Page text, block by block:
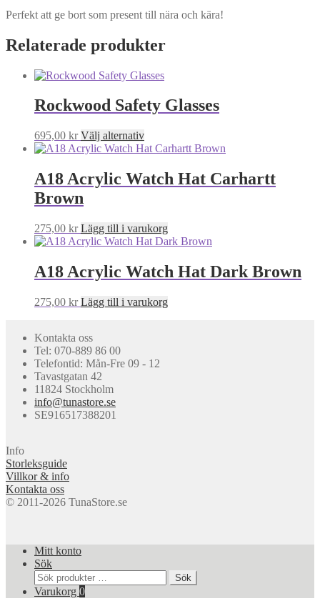
Perfekt att ge bort som present till nära och kära!
Relaterade produkter
Rockwood Safety Glasses
695,00 kr Välj alternativDen
här
har
flera
olika
alternativen
kan
väljas
på
A18 Acrylic Watch Hat Carhartt
Brown
275,00 kr Lägg till i varukorg
A18 Acrylic Watch Hat Dark Brown
275,00 kr Lägg till i varukorg
Kontakta oss
Tel: 070-889 86 00
Telefontid: Mån-Fre 09 - 12
Tavastgatan 42
11824 Stockholm
info@tunastore.se
SE916517388201
Info
Storleksguide
Villkor & info
Kontakta oss
© 2011-2026 TunaStore.se
Mitt konto
Sök
Sök
efter:
Sök
Varukorg 0